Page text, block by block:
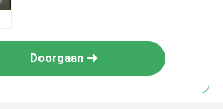
Doorgaan